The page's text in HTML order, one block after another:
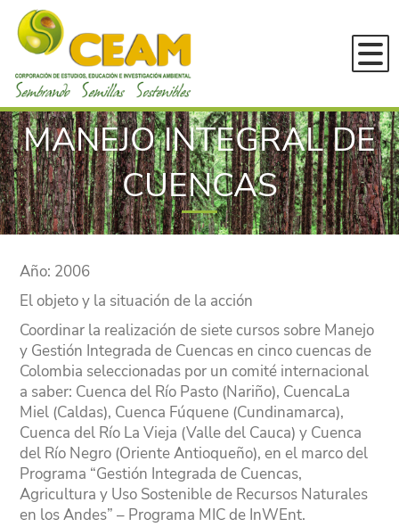
Inicio
Conócenos
¿En qué estamos?
DESARROLLO RURAL
GESTIÓN AMBIENTAL Y
Servicios
Novedades
Proyectos en ejecución
Experiencias 2023
Experiencias 2022
Experiencias 2021
Experiencias 2020
Experiencias 2019
Bitácoras SPG
Cartillas
MANEJO INTEGRAL DE
CUENCAS
Año: 2006
El objeto y la situación de la acción
Coordinar la realización de siete cursos sobre Manejo
y Gestión Integrada de Cuencas en cinco cuencas de
Colombia seleccionadas por un comité internacional
a saber: Cuenca del Río Pasto (Nariño), CuencaLa
Miel (Caldas), Cuenca Fúquene (Cundinamarca),
Cuenca del Río La Vieja (Valle del Cauca) y Cuenca
del Río Negro (Oriente Antioqueño), en el marco del
Programa “Gestión Integrada de Cuencas,
Agricultura y Uso Sostenible de Recursos Naturales
en los Andes” – Programa MIC de InWEnt.